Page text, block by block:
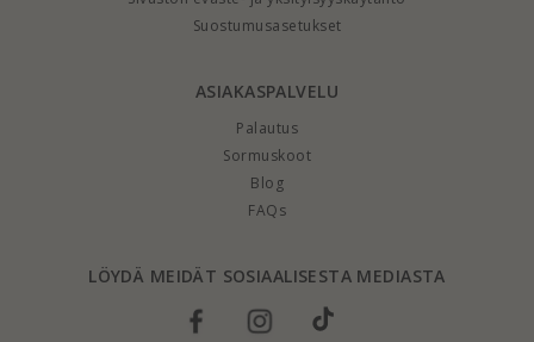
Suostumusasetukset
ASIAKASPALVELU
Palautus
Sormuskoot
Blog
FAQs
LÖYDÄ MEIDÄT SOSIAALISESTA MEDIASTA